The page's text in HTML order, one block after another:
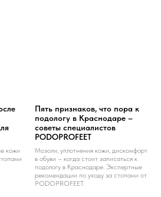
кожи
Пять признаков, что пора к
подологу в Краснодаре –
советы специалистов
PODOPROFEET
Мозоли, уплотнения кожи, дискомфорт
в обуви – когда стоит записаться к
подологу в Краснодаре. Экспертные
рекомендации по уходу за стопами от
PODOPROFEET.